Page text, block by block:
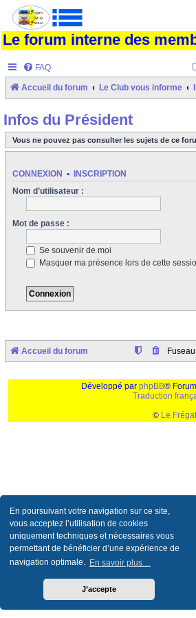
En poursuivant votre navigation sur ce site,
vous acceptez l’utilisation de cookies
uniquement techniques et nécessaires vous
permettant de bénéficier d’une expérience de
navigation optimale. En savoir plus…
J’accepte
Le forum interne des
FAQ
Accueil du forum Le Club vous informe
Infos du Président
Vous ne pouvez pas consulter les sujets de ce
CONNEXION • INSCRIPTION
Nom d’utilisateur :
Mot de passe :
Se souvenir de moi
Masquer ma présence lors de cette
Accueil du forum
Développé par phpBB®
Traduction
© Le